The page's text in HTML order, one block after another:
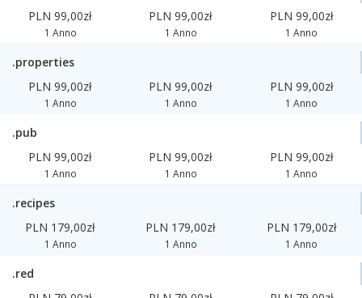
PLN 99,00zł
1 Anno
PLN 99,00zł
1 Anno
PLN 99,00zł
1 Anno
.properties
PLN 99,00zł
1 Anno
PLN 99,00zł
1 Anno
PLN 99,00zł
1 Anno
.pub
PLN 99,00zł
1 Anno
PLN 99,00zł
1 Anno
PLN 99,00zł
1 Anno
.recipes
PLN 179,00zł
1 Anno
PLN 179,00zł
1 Anno
PLN 179,00zł
1 Anno
.red